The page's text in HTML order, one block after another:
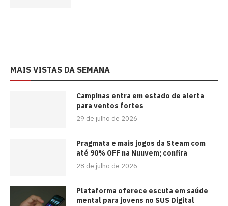
MAIS VISTAS DA SEMANA
Campinas entra em estado de alerta
para ventos fortes
29 de julho de 2026
Pragmata e mais jogos da Steam com
até 90% OFF na Nuuvem; confira
28 de julho de 2026
Plataforma oferece escuta em saúde
mental para jovens no SUS Digital